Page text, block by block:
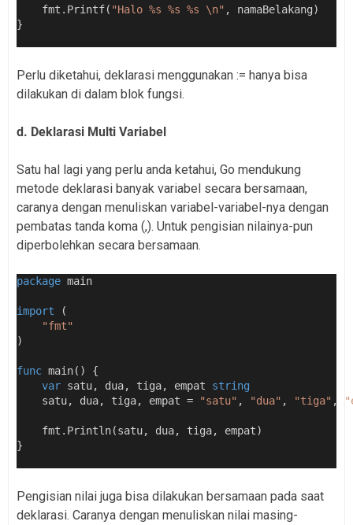
fmt.Printf( "Halo %s %s %s \n" , namaBelakang)
}
Perlu diketahui, deklarasi menggunakan := hanya bisa
dilakukan di dalam blok fungsi.
d. Deklarasi Multi Variabel
Satu hal lagi yang perlu anda ketahui, Go mendukung
metode deklarasi banyak variabel secara bersamaan,
caranya dengan menuliskan variabel-variabel-nya dengan
pembatas tanda koma (,). Untuk pengisian nilainya-pun
diperbolehkan secara bersamaan.
package main
import (
"fmt"
)
func main() {
var satu, dua, tiga, empat string
satu, dua, tiga, empat =
"satu" , "dua" , "tiga" ,
fmt.Println(satu, dua, tiga, empat)
}
Pengisian nilai juga bisa dilakukan bersamaan pada saat
deklarasi. Caranya dengan menuliskan nilai masing-